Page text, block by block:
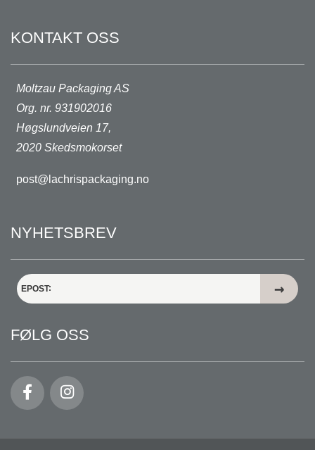
KONTAKT OSS
Moltzau Packaging AS
Org. nr. 931902016
Høgslundveien 17,
2020 Skedsmokorset
post@lachrispackaging.no
NYHETSBREV
EPOST
FØLG OSS